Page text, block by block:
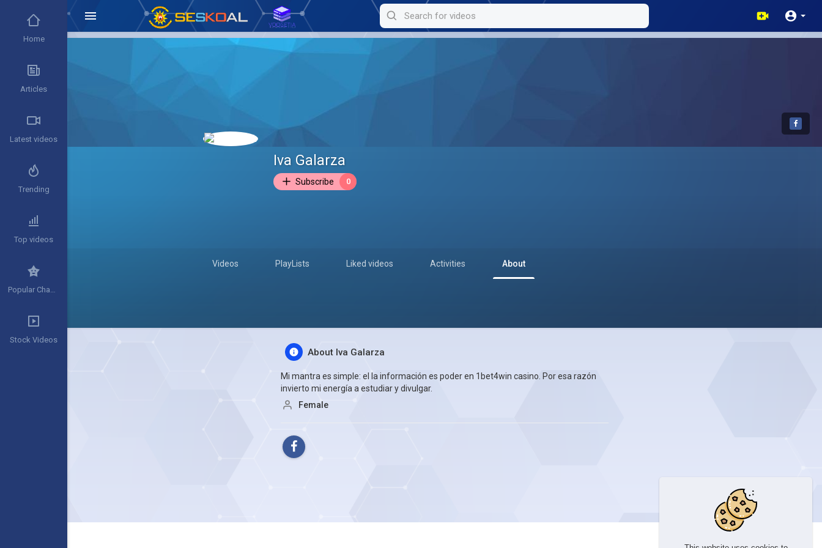
Iva Galarza
Subscribe 0
Videos PlayLists Liked videos Activities About
About Iva Galarza
Mi mantra es simple: el la información es poder en 1bet4win casino. Por esa razón
invierto mi energía a estudiar y divulgar.
Female
Home
Articles
Latest videos
Trending
Top videos
Popular Channels
Stock Videos